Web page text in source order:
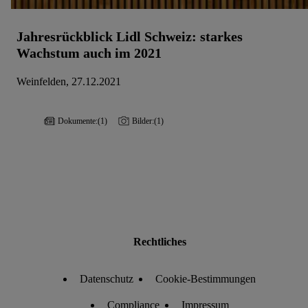
Jahresrückblick Lidl Schweiz: starkes
Wachstum auch im 2021
Weinfelden, 27.12.2021
Dokumente:(1) Bilder:(1)
Rechtliches
Datenschutz Cookie-Bestimmungen
Compliance Impressum